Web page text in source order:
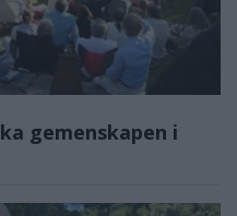
gemenskapen i